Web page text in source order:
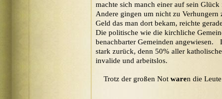
machte sich manch einer auf sein
Andere gingen um nicht zu
Geld das man dort bekam, reichte
Die politische wie die kirchliche
benachbarter Gemeinden angewiesen.
stark zurück, denn 50% aller
invalide und arbeitslos.
Trotz der großen Not waren die